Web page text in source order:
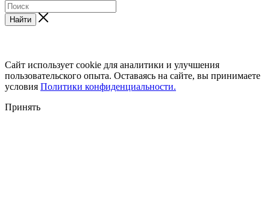
Найти
Сайт использует cookie для аналитики и улучшения
пользовательского опыта. Оставаясь на сайте, вы принимаете
условия Политики конфиденциальности.
Принять